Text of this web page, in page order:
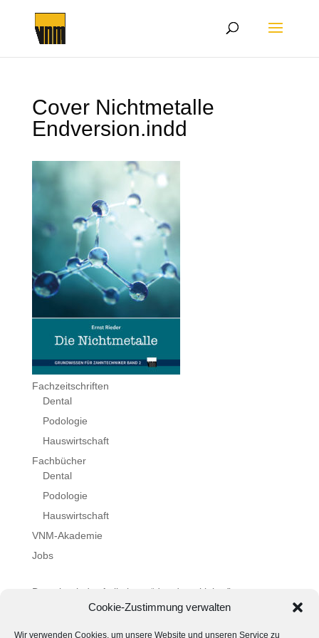
Cookie-Zustimmung verwalten
Wir verwenden Cookies, um unsere Website und unseren Service zu
Cover Nichtmetalle
Endversion.indd
Fachzeitschriften
Dental
Podologie
Hauswirtschaft
Fachbücher
Dental
Podologie
Hauswirtschaft
VNM-Akademie
Jobs
Datenbank der Artikel von “das dental labor”
AGB